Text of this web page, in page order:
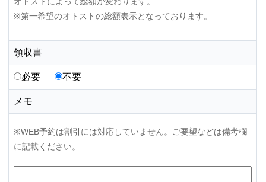
※第一希望のオトストの総額表示となっております。
領収書
必要 不要
メモ
※WEB予約は割引には対応していません。ご要望などは備考欄
に記載ください。